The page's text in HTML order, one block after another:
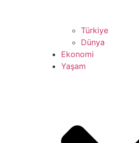
Türkiye
Dünya
Ekonomi
Yaşam